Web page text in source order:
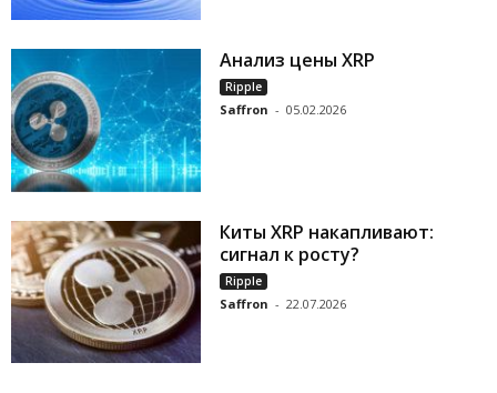
Анализ цены XRP
Ripple
Saffron - 05.02.2026
Киты XRP накапливают:
сигнал к росту?
Ripple
Saffron - 22.07.2026